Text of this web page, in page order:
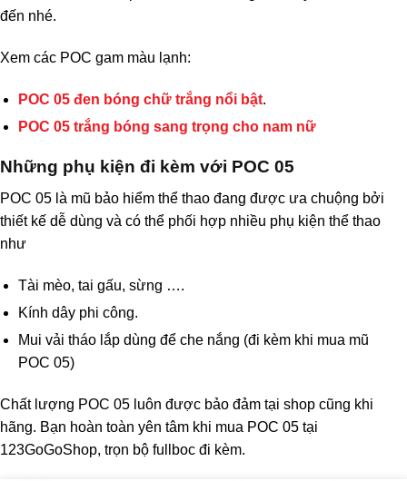
đến nhé.
Xem các POC gam màu lạnh:
POC 05 đen bóng chữ trắng nổi bật.
POC 05 trắng bóng sang trọng cho nam nữ
Những phụ kiện đi kèm với POC 05
POC 05 là mũ bảo hiểm thể thao đang được ưa chuộng bởi
thiết kế dễ dùng và có thể phối hợp nhiều phụ kiện thể thao
như
Tài mèo, tai gấu, sừng ….
Kính dây phi công.
Mui vải tháo lắp dùng để che nắng (đi kèm khi mua mũ
POC 05)
Chất lượng POC 05 luôn được bảo đảm tại shop cũng khi
hãng. Bạn hoàn toàn yên tâm khi mua POC 05 tại
123GoGoShop, trọn bộ fullboc đi kèm.